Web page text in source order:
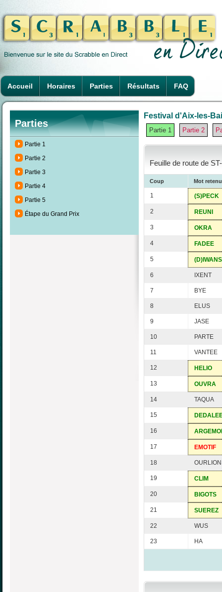
Accueil Horaires Parties Résultats FAQ
Parties
Partie 1
Partie 2
Partie 3
Partie 4
Partie 5
Étape du Grand Prix
Festival d'Aix-les-
Partie 1 Partie 2
Feuille de route de
Coup Mot retenu
1 (S)PECK
2 REUNI
3 OKRA
4 FADEE
5 (D)IWANS
6 IXENT
7 BYE
8 ELUS
9 JASE
10 PARTE
11 VANTEE
12 HELIO
13 OUVRA
14 TAQUA
15
16
17 EMOTIF
18
19 CLIM
20 BIGOTS
21 SUEREZ
22 WUS
23 HA